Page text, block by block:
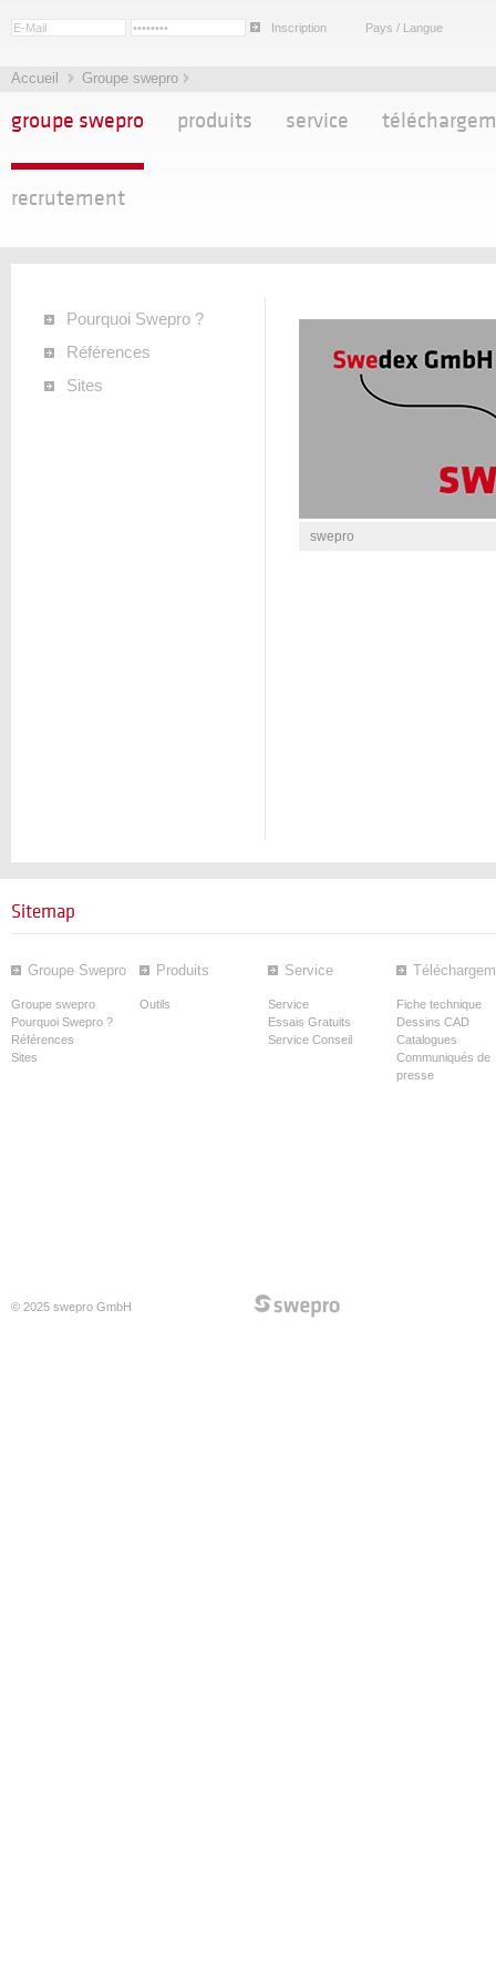
Inscription Pays / Langue
Accueil Groupe swepro
groupe swepro produits service
recrutement
Pourquoi Swepro ?
Références
Sites
swepro
Sitemap
Groupe Swepro
Groupe swepro
Pourquoi Swepro ?
Références
Sites
Produits
Outils
Service
Service
Essais Gratuits
Service Conseil
Fiche technique
Dessins CAD
Catalogues
Communiqués de
presse
© 2025 swepro GmbH